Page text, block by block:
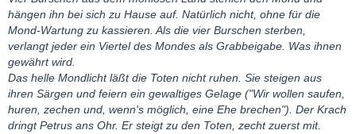
hängen ihn bei sich zu Hause auf. Natürlich nicht, ohne für die
Mond-Wartung zu kassieren. Als die vier Burschen sterben,
verlangt jeder ein Viertel des Mondes als Grabbeigabe. Was ihnen
gewährt wird.
Das helle Mondlicht läßt die Toten nicht ruhen. Sie steigen aus
ihren Särgen und feiern ein gewaltiges Gelage ("Wir wollen saufen,
huren, zechen und, wenn's möglich, eine Ehe brechen"). Der Krach
dringt Petrus ans Ohr. Er steigt zu den Toten, zecht zuerst mit.